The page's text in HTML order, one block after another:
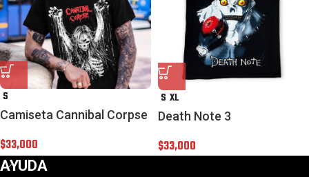
S
Camiseta Cannibal Corpse
$33,000
S XL
Death Note 3
$33,000
AYUDA